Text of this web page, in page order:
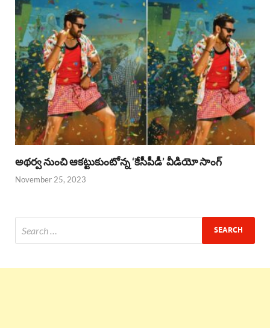
అథర్వ నుంచి ఆకట్టుకుంటోన్న ‘కేసీపీడీ’ వీడియో సాంగ్
November 25, 2023